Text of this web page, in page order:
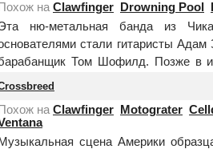
Похож на Clawfinger Drowning Pool
ню-метальная банда из
стали гитаристы
Том Шофилд. Позже в
МакКомбс. Первые два р...
Похож на Clawfinger Motograter
Музыкальная сцена Америки